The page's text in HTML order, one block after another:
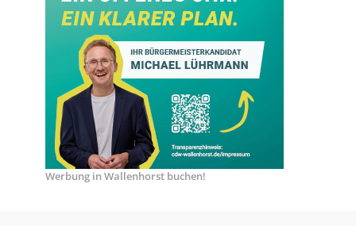
Werbung in Wallenhorst buchen!